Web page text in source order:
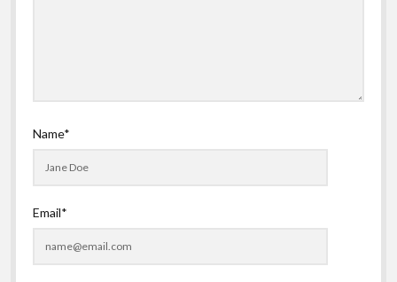
Name*
Email*